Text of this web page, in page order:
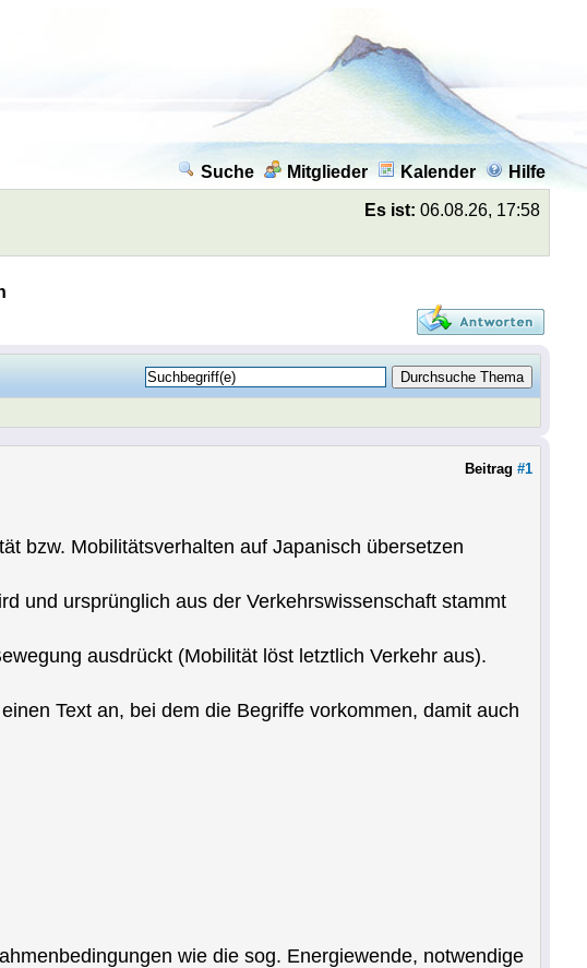
Suche Mitglieder Kalender Hilfe
Es ist: 06.08.26, 17:58
Beitrag #1
bzw. Mobilitätsverhalten auf Japanisch übersetzen
und ursprünglich aus der Verkehrswissenschaft stammt
ausdrückt (Mobilität löst letztlich Verkehr aus).
Text an, bei dem die Begriffe vorkommen, damit auch
wie die sog. Energiewende, notwendige